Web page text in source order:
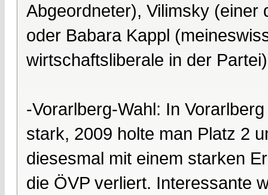
Abgeordneter), Vilimsky
oder Babara Kappl
wirtschaftsliberale in der
-Vorarlberg-Wahl: In
stark, 2009 holte man Platz 2
diesesmal mit einem starken
die ÖVP verliert. Interessante